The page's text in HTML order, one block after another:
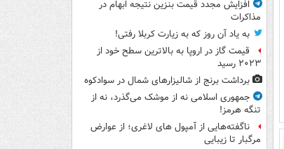
افزایش مجدد قیمت بنزین نتیجه ابهام در
مذاکرات
به یاد آن روز که به زیارت کربلا رفتی!
قیمت گاز در اروپا به بالاترین سطح خود از
۲۰۲۳ رسید
برداشت برنج از شالیزارهای شمال در سوادکوه
جمهوری اسلامی نه از موشک می‌گذرد، نه از
تنگه هرمز!
ناگفته‌هایی از آمپول های لاغری؛ از عوارض
مرگبار تا زیبایی